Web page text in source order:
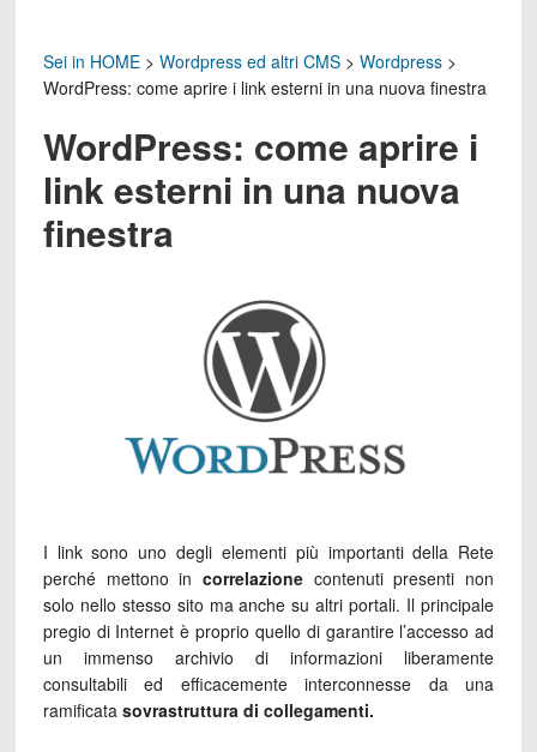
Sei in HOME> Wordpress ed altri CMS> Wordpress>
WordPress: come aprire i link esterni in una nuova finestra
WordPress: come aprire i
link esterni in una nuova
finestra
I link sono uno degli elementi più importanti della Rete
perché mettono in correlazione contenuti presenti non
solo nello stesso sito ma anche su altri portali. Il principale
pregio di Internet è proprio quello di garantire l’accesso ad
un immenso archivio di informazioni liberamente
consultabili ed efficacemente interconnesse da una
ramificata sovrastruttura di collegamenti.